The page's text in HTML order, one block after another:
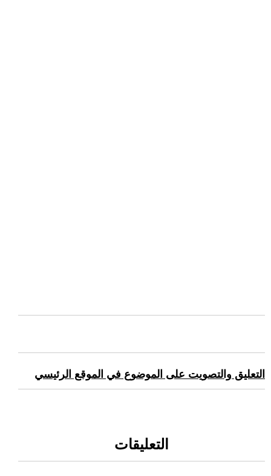
التعليق والتصويت على الموضوع في الموقع الرئيسي
التعليقات